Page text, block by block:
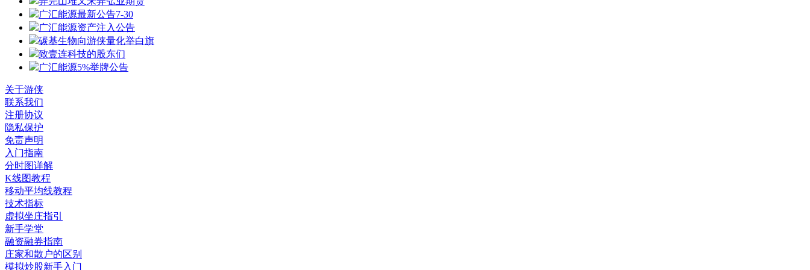
广汇能源最新公告7-30
广汇能源资产注入公告
碳基生物向游侠量化举白旗
致壹连科技的股东们
广汇能源5%举牌公告
关于游侠
联系我们
注册协议
隐私保护
免责声明
入门指南
分时图详解
K线图教程
移动平均线教程
技术指标
虚拟坐庄指引
新手学堂
融资融券指南
庄家和散户的区别
模拟炒股新手入门